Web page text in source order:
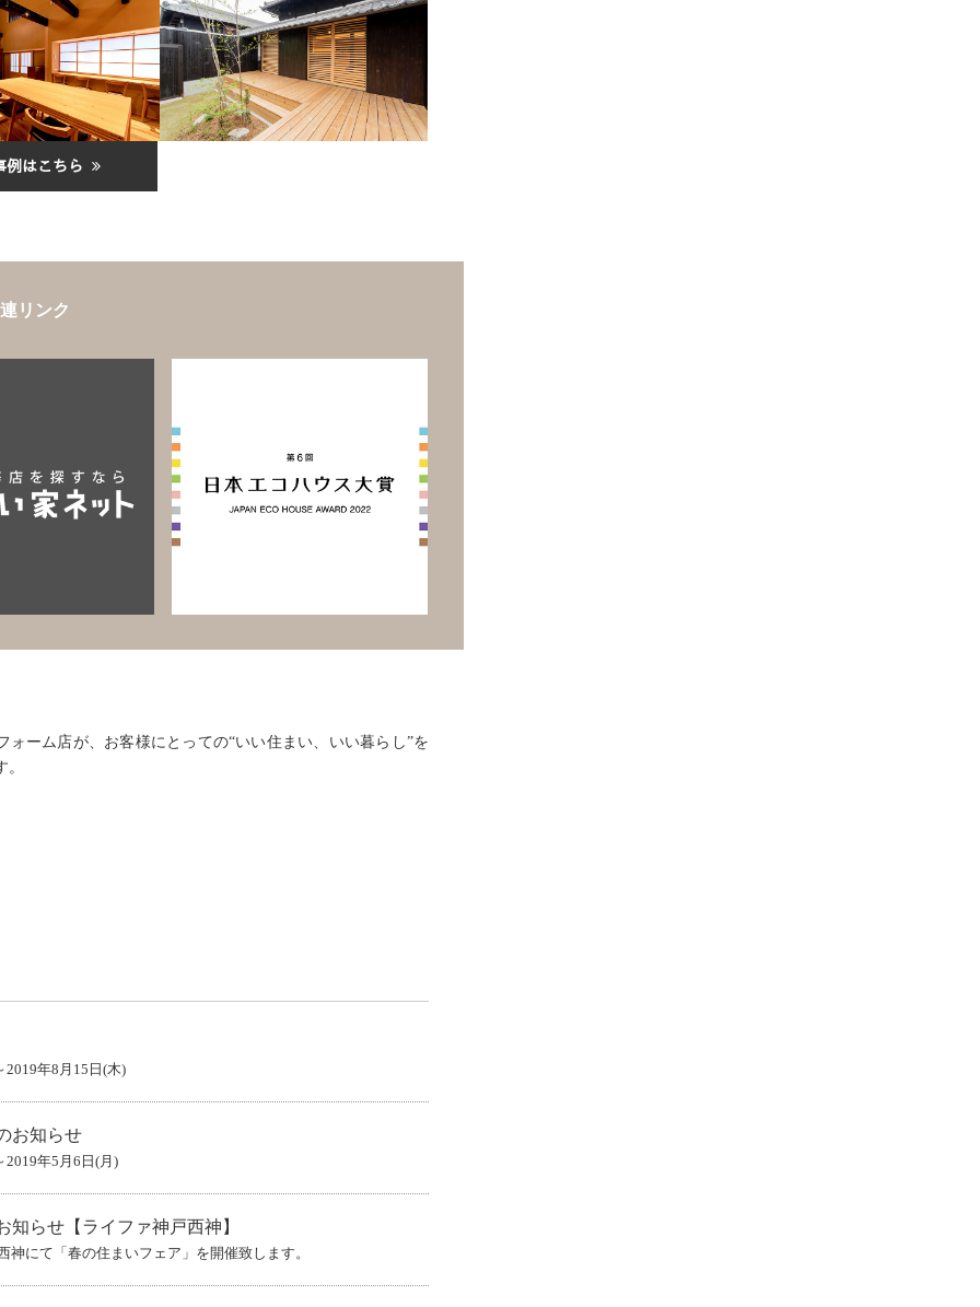
例はこちら
リンク
ォーム店が、お客様にとっての“いい住まい、いい暮らし”を
2019年8月15日(木)
お知らせ
2019年5月6日(月)
らせ【ライファ神戸西神】
神にて「春の住まいフェア」を開催致します。